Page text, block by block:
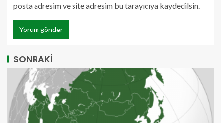
posta adresim ve site adresim bu tarayıcıya kaydedilsin.
SONRAKİ